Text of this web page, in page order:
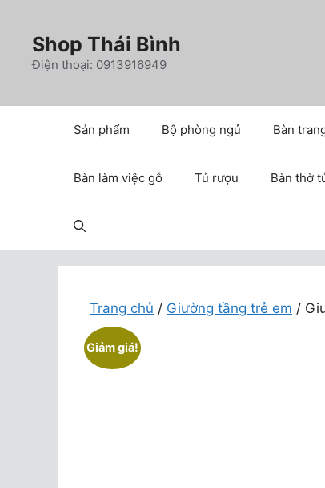
dung
Shop Thái Bình
Điện thoại: 0913916949
Sản phẩm Bộ phòng ngủ Bàn
Bàn làm việc gỗ Tủ rượu Bàn thờ
Trang chủ / Giường tầng trẻ em /
Giảm giá!